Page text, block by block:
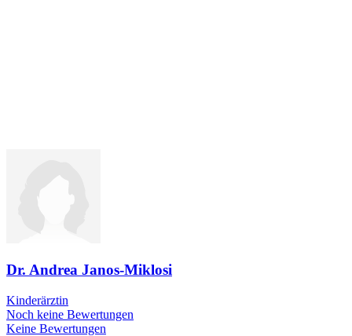
Dr. Andrea Janos-Miklosi
Kinderärztin
Noch keine Bewertungen
Keine Bewertungen